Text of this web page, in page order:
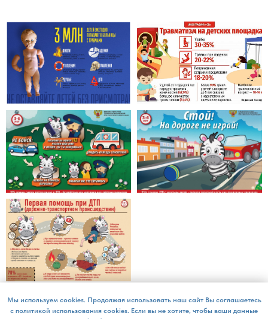
Мы используем cookies. Продолжая использовать наш сайт Вы соглашаетесь
с политикой использования cookies. Если вы не хотите, чтобы ваши данные